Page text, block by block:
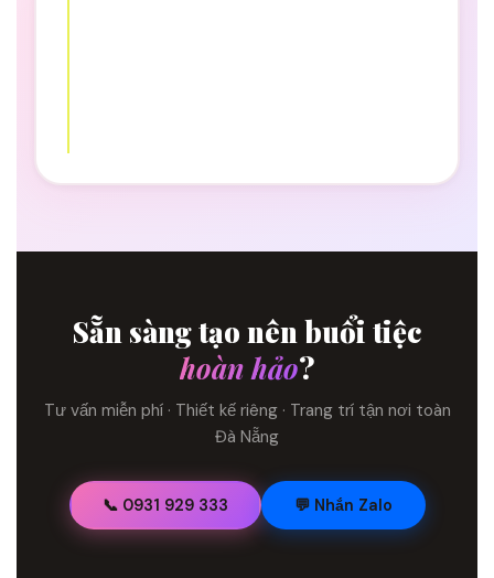
Sẵn sàng tạo nên buổi tiệc
hoàn hảo?
Tư vấn miễn phí · Thiết kế riêng · Trang trí tận nơi toàn
Đà Nẵng
📞 0931 929 333 💬 Nhắn Zalo